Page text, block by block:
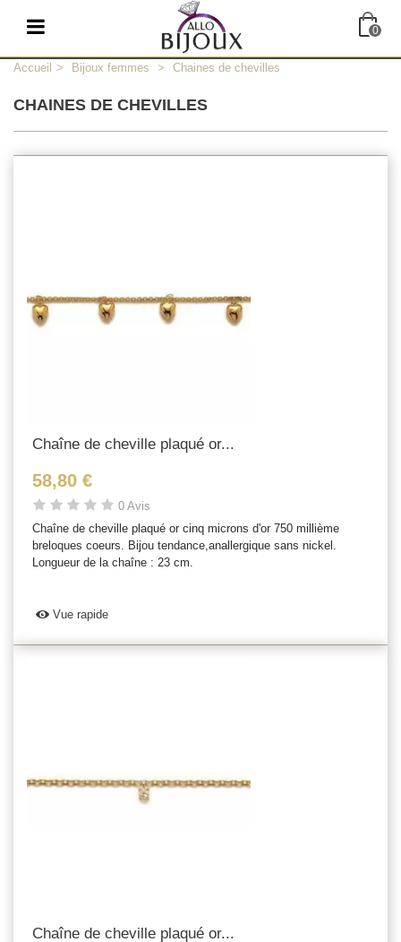
0
Accueil > Bijoux femmes > Chaines de chevilles
CHAINES DE CHEVILLES
Chaîne de cheville plaqué or...
58,80 €
0 Avis
Chaîne de cheville plaqué or cinq microns d'or 750 millième
breloques coeurs. Bijou tendance,anallergique sans nickel.
Longueur de la chaîne : 23 cm.
Vue rapide
Chaîne de cheville plaqué or...